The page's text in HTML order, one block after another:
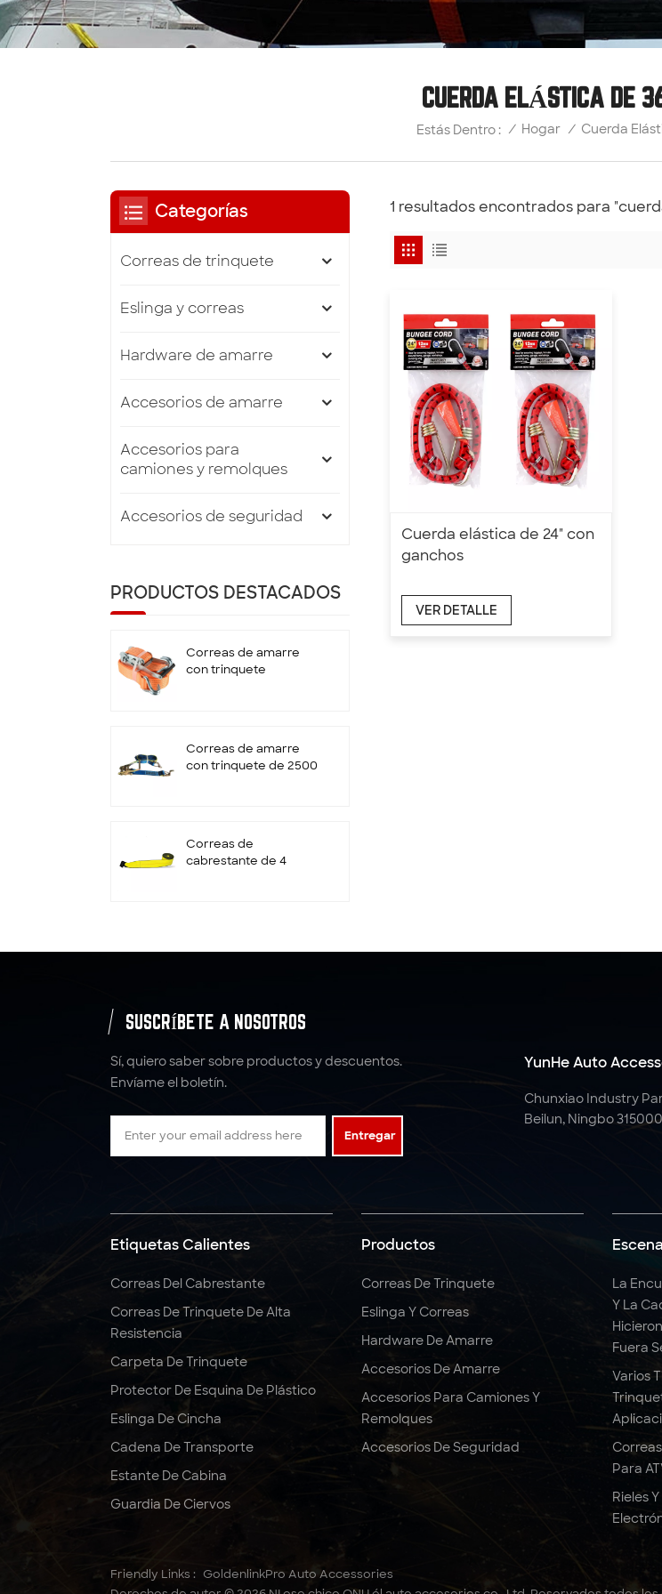
CUERDA ELÁSTICA DE
Estás Dentro : / Hogar / Cuerda
1 resultados encontrados para
Cuerda elástica de 24" con
ganchos
VER DETALLE
Categorías
Correas de trinquete
Eslinga y correas
Hardware de amarre
Accesorios de amarre
Accesorios para
camiones y remolques
Accesorios de seguridad
PRODUCTOS DESTACADOS
Correas de amarre
con trinquete
Correas de amarre
con trinquete de 2500
Correas de
cabrestante de 4
de rueda
de poliéster
5:1 6: 1 7:1 Eslinga de
redonda de poliéster
Correas de trinquete
pies, resistentes
SUSCRÍBETE A NOSOTROS
Sí, quiero saber sobre productos y descuentos.
Envíame el boletín.
Entregar
YunHe Auto
Chunxiao Industry
Beilun, Ningbo 315000
Etiquetas Calientes
Correas Del Cabrestante
Correas De Trinquete De Alta
Resistencia
Carpeta De Trinquete
Protector De Esquina De Plástico
Eslinga De Cincha
Cadena De Transporte
Estante De Cabina
Guardia De Ciervos
Productos
Correas De Trinquete
Eslinga Y Correas
Hardware De Amarre
Accesorios De Amarre
Accesorios Para Camiones Y
Remolques
Accesorios De Seguridad
La
Y La
Fuera
Varios
Para
Rieles
Friendly Links : GoldenlinkPro Auto Accessories